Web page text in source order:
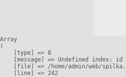
Array
(
    [type] => 8
    [message] => Undefined index: id
[file] => /home/admin/web/
    [line] => 242